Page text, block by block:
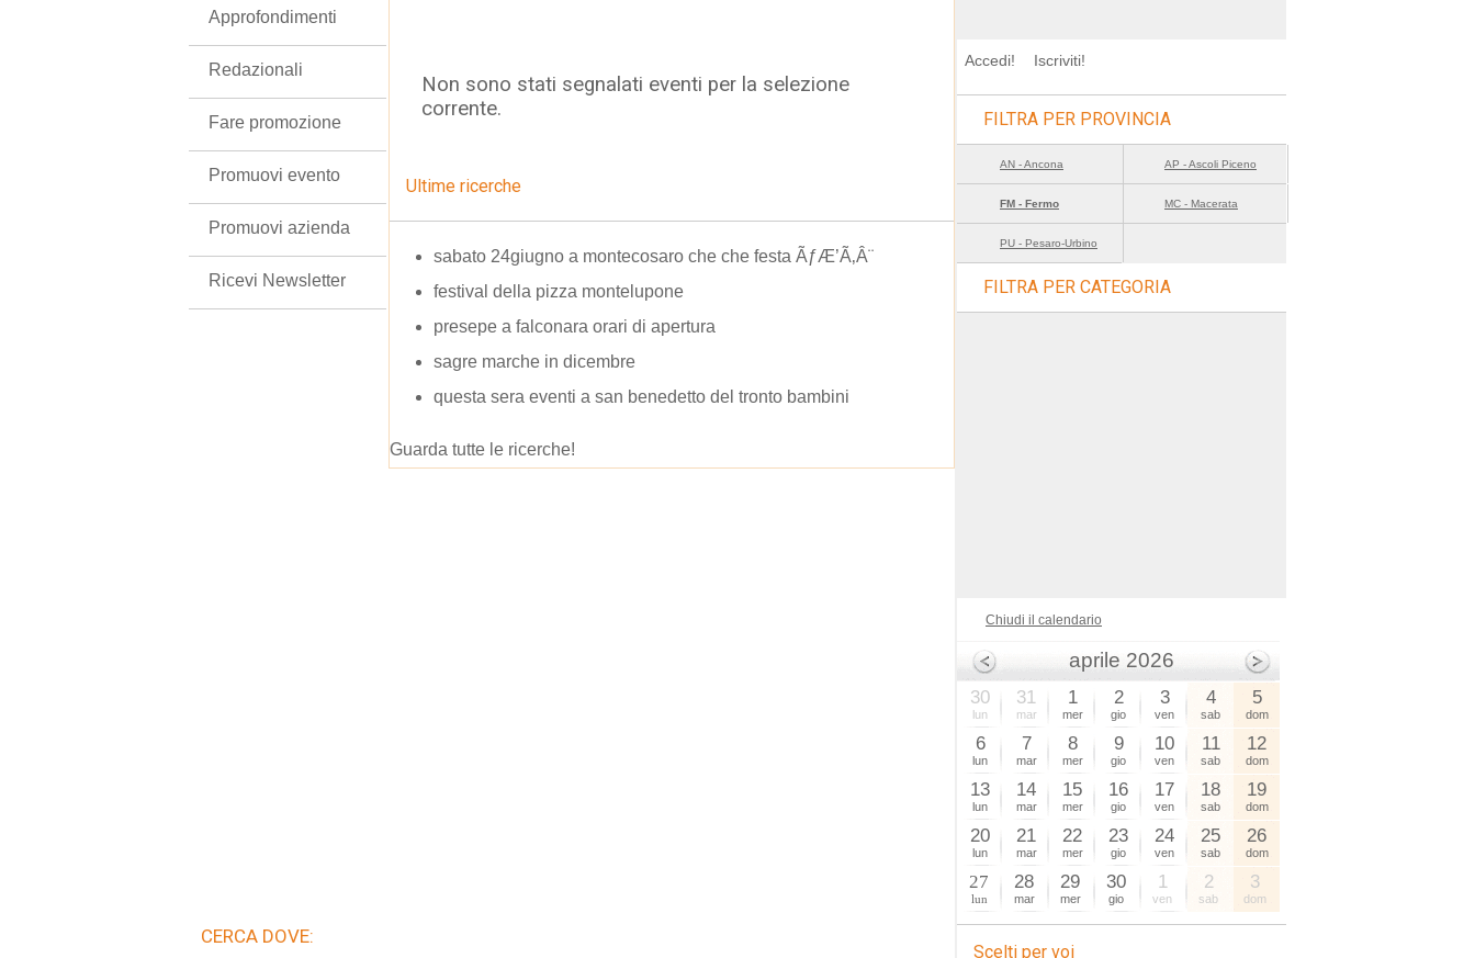
Non sono stati segnalati eventi per la selezione
corrente.
Ultime ricerche
sabato 24giugno a montecosaro che che festa ÃƒÆ’Ã‚Â¨
festival della pizza montelupone
presepe a falconara orari di apertura
sagre marche in dicembre
questa sera eventi a san benedetto del tronto bambini
Guarda tutte le ricerche!
Approfondimenti
Redazionali
Fare promozione
Promuovi evento
Promuovi azienda
Ricevi Newsletter
CERCA DOVE:
Accedi! Iscriviti!
FILTRA PER PROVINCIA
AN - Ancona AP - Ascoli Piceno
FM - Fermo MC - Macerata
PU - Pesaro-Urbino
FILTRA PER CATEGORIA
Chiudi il calendario
aprile 2026
30
lun
31
mar
1
mer
2
gio
3
ven
4
sab
5
dom
6
lun
7
mar
8
mer
9
gio
10
ven
11
sab
12
dom
13
lun
14
mar
15
mer
16
gio
17
ven
18
sab
19
dom
20
lun
21
mar
22
mer
23
gio
24
ven
25
sab
26
dom
27
lun
28
mar
29
mer
30
gio
1
ven
2
sab
3
dom
Scelti per voi